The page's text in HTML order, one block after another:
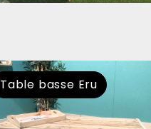
Table basse Eru